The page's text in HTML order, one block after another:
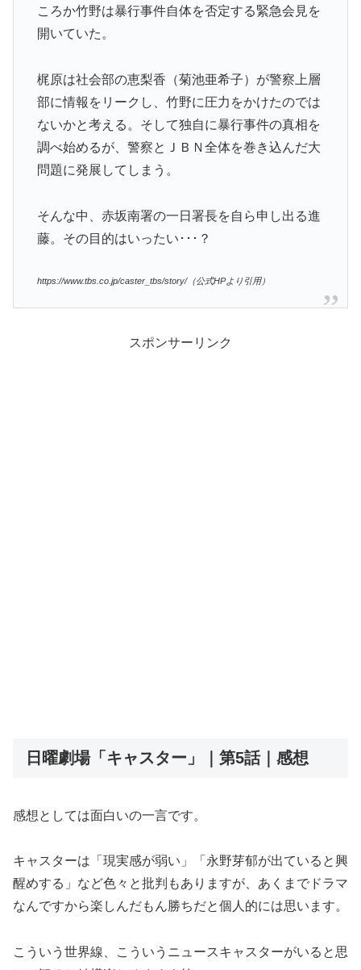
ころか竹野は暴行事件自体を否定する緊急会見を
開いていた。
梶原は社会部の恵梨香（菊池亜希子）が警察上層
部に情報をリークし、竹野に圧力をかけたのでは
ないかと考える。そして独自に暴行事件の真相を
調べ始めるが、警察とＪＢＮ全体を巻き込んだ大
問題に発展してしまう。
そんな中、赤坂南署の一日署長を自ら申し出る進
藤。その目的はいったい･･･？
https://www.tbs.co.jp/caster_tbs/story/（公式HPより引用）
スポンサーリンク
日曜劇場「キャスター」｜第5話｜感想
感想としては面白いの一言です。
キャスターは「現実感が弱い」「永野芽郁が出ていると興
醒めする」など色々と批判もありますが、あくまでドラマ
なんですから楽しんだもん勝ちだと個人的には思います。
こういう世界線、こういうニュースキャスターがいると思